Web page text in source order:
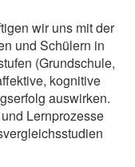
wir uns mit der
und Schülern in
(Grundschule,
kognitive
auswirken.
Lernprozesse